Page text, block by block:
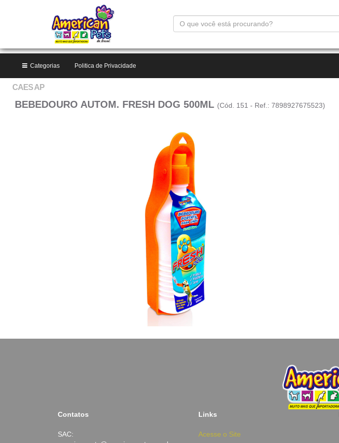
que
está
Categorias Politica de Privacidade
CAES AP
BEBEDOURO AUTOM. FRESH DOG 500ML (Cód. 151 - Ref.: 7898927675523)
Contatos
SAC:
Links
Acesse o Site